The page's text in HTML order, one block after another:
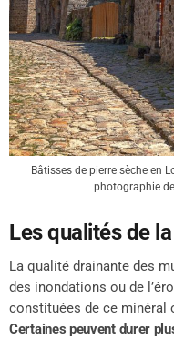
Bâtisses de pierre sèche en
photographie
Les qualités de
La qualité drainante des
des inondations ou de
constituées de ce minéral
Certaines peuvent durer